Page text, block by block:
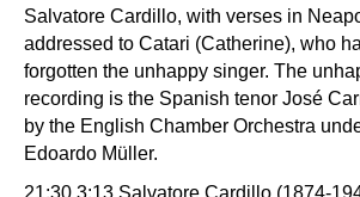
Salvatore Cardillo, with verses in
addressed to Catari (Catherine), who
forgotten the unhappy singer. The
recording is the Spanish tenor José
by the English Chamber Orchestra
Edoardo Müller.
21:30 3:13 Salvatore Cardillo (1874-